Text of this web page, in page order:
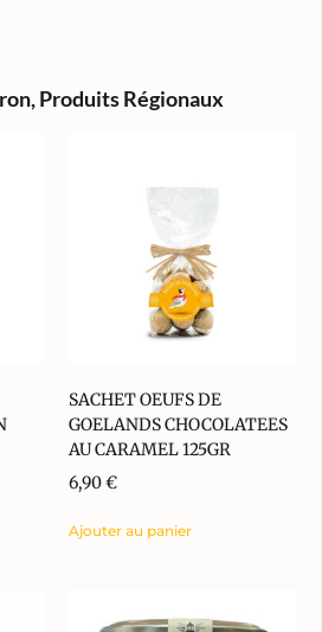
,Produits Régionaux
SACHET OEUFS DE
GOELANDS CHOCOLATEES
AU CARAMEL 125GR
6,90€
Ajouter au panier